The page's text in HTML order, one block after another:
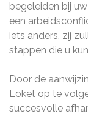
begeleiden bij
een
iets anders, zij
stappen die u
Door de
Loket op te
succesvolle